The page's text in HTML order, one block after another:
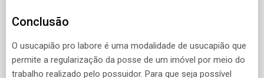
Conclusão
O usucapião pro labore é uma modalidade de usucapião que
permite a regularização da posse de um imóvel por meio do
trabalho realizado pelo possuidor. Para que seja possível